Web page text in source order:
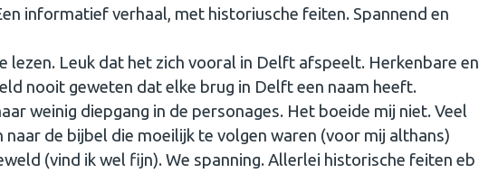
informatief verhaal, met historiusche feiten. Spannend en
lezen. Leuk dat het zich vooral in Delft afspeelt. Herkenbare en
nooit geweten dat elke brug in Delft een naam heeft.
weinig diepgang in de personages. Het boeide mij niet. Veel
naar de bijbel die moeilijk te volgen waren (voor mij althans)
(vind ik wel fijn). We spanning. Allerlei historische feiten eb